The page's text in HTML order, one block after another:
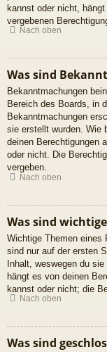
kannst oder nicht,
vergebenen
Nach oben
Was sind
Bekanntmachungen
Bereich des Boards, in
Bekanntmachungen
sie erstellt wurden. Wie
deinen Berechtigungen
oder nicht. Die
vergeben.
Nach oben
Was sind
Wichtige Themen eines
sind nur auf der ersten
Inhalt, weswegen du
hängt es von deinen
kannst oder nicht; die
Nach oben
Was sind